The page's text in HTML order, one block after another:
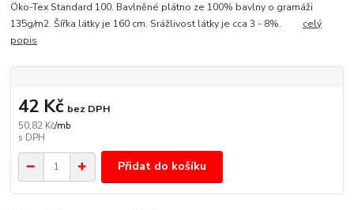
Öko-Tex Standard 100. Bavlněné plátno ze 100% bavlny o gramáži
135g/m2. Šířka látky je 160 cm. Srážlivost látky je cca 3 - 8%. celý
popis
50,82 Kč/mb
42 Kč bez DPH
Přidat do košíku